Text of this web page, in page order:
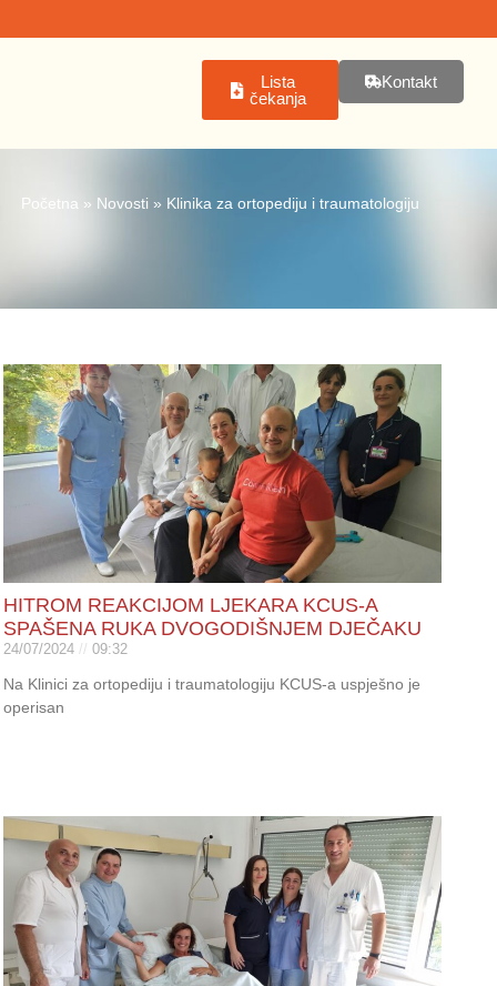
Lista
čekanja
Kontakt
Početna » Novosti » Klinika za ortopediju i traumatologiju
HITROM REAKCIJOM LJEKARA KCUS-A
SPAŠENA RUKA DVOGODIŠNJEM DJEČAKU
24/07/2024 09:32
Na Klinici za ortopediju i traumatologiju KCUS-a uspješno je
operisan